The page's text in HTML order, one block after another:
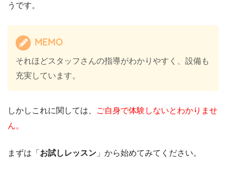
うです。
MEMO
それほどスタッフさんの指導がわかりやすく、設備も
充実しています。
しかしこれに関しては、
ご自身で体験しないとわかりませ
ん。
まずは「 お試しレッスン 」から始めてみてください。